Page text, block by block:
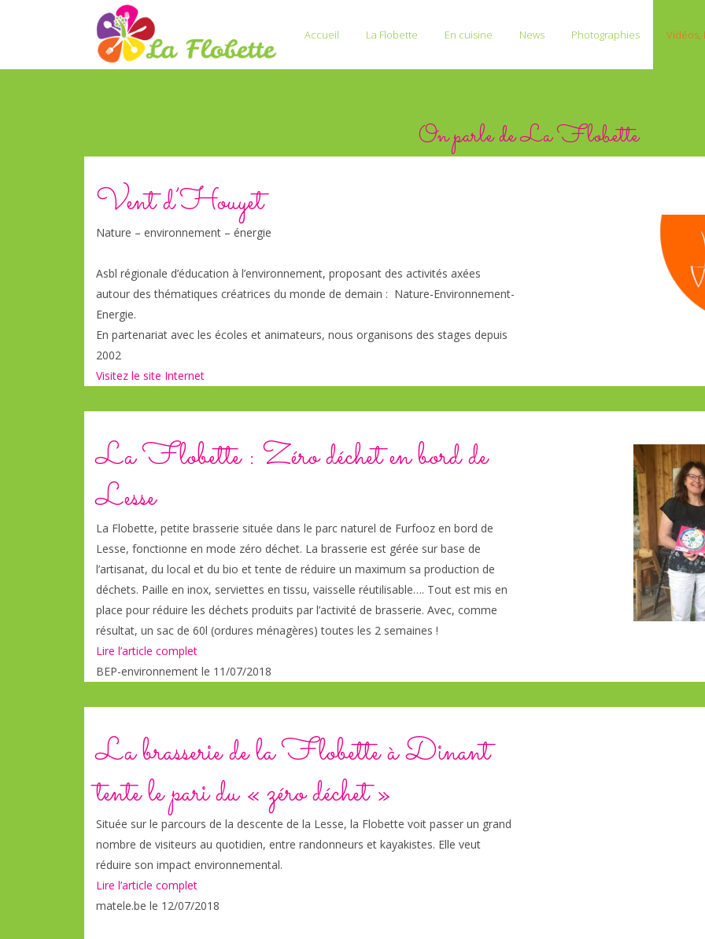
Accueil La Flobette En cuisine News Photographies Vidéos,
On parle de La Flobette
Vent d’Houyet
Nature – environnement – énergie
Asbl régionale d’éducation à l’environnement, proposant des activités axées
autour des thématiques créatrices du monde de demain : Nature-Environnement-
Energie.
En partenariat avec les écoles et animateurs, nous organisons des stages depuis
2002
Visitez le site Internet
La Flobette : Zéro déchet en bord de
Lesse
La Flobette, petite brasserie située dans le parc naturel de Furfooz en bord de
Lesse, fonctionne en mode zéro déchet. La brasserie est gérée sur base de
l’artisanat, du local et du bio et tente de réduire un maximum sa production de
déchets. Paille en inox, serviettes en tissu, vaisselle réutilisable…. Tout est mis en
place pour réduire les déchets produits par l’activité de brasserie. Avec, comme
résultat, un sac de 60l (ordures ménagères) toutes les 2 semaines !
Lire l’article complet
BEP-environnement le 11/07/2018
La brasserie de la Flobette à Dinant
tente le pari du « zéro déchet »
Située sur le parcours de la descente de la Lesse, la Flobette voit passer un grand
nombre de visiteurs au quotidien, entre randonneurs et kayakistes. Elle veut
réduire son impact environnemental.
Lire l’article complet
matele.be le 12/07/2018